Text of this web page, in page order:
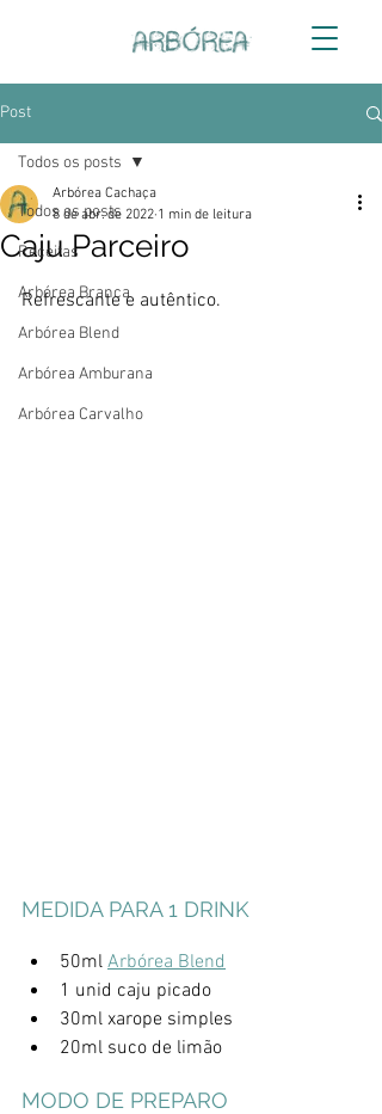
Post
Todos os posts
Receitas
Arbórea Branca
Arbórea Blend
Arbórea Amburana
Arbórea Carvalho
Todos os posts
Caju Parceiro
Arbórea Cachaça
8 de abr. de 2022 1 min de leitura
Refrescante e autêntico.
MEDIDA PARA 1 DRINK
50ml Arbórea Blend
1 unid caju picado
30ml xarope simples
20ml suco de limão
MODO DE PREPARO